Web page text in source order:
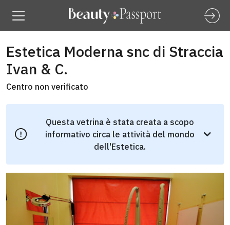
Estetica Moderna snc di Straccia
Ivan & C.
Centro non verificato
Questa vetrina è stata creata a scopo
informativo circa le attività del mondo
dell'Estetica.